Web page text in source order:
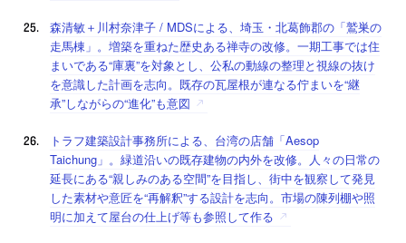
森清敏＋川村奈津子 / MDSによる、埼玉・北葛飾郡の「鷲巣の
走馬棟」。増築を重ねた歴史ある禅寺の改修。一期工事では住
まいである“庫裏”を対象とし、公私の動線の整理と視線の抜け
を意識した計画を志向。既存の瓦屋根が連なる佇まいを“継
承”しながらの“進化”も意図
トラフ建築設計事務所による、台湾の店舗「Aesop
Taichung」。緑道沿いの既存建物の内外を改修。人々の日常の
延長にある“親しみのある空間”を目指し、街中を観察して発見
した素材や意匠を“再解釈”する設計を志向。市場の陳列棚や照
明に加えて屋台の仕上げ等も参照して作る